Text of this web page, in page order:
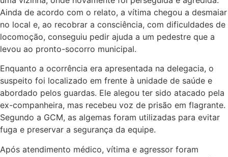
Ainda de acordo com o relato, a vítima chegou a desmaiar
no local e, ao recobrar a consciência, com dificuldades de
locomoção, conseguiu pedir ajuda a um pedestre que a
levou ao pronto-socorro municipal.
Enquanto a ocorrência era apresentada na delegacia, o
suspeito foi localizado em frente à unidade de saúde e
abordado pelos guardas. Ele alegou ter sido atacado pela
ex-companheira, mas recebeu voz de prisão em flagrante.
Segundo a GCM, as algemas foram utilizadas para evitar
fuga e preservar a segurança da equipe.
Após atendimento médico, vítima e agressor foram